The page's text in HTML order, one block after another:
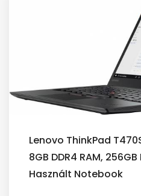
Lenovo ThinkPad
8GB DDR4 RAM, 256GB
Használt Notebook